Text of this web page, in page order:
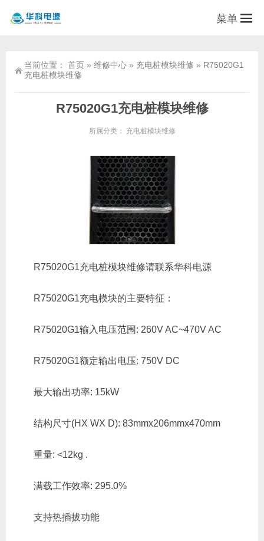
菜单
当前位置： 首页 » 维修中心 » 充电桩模块维修 » R75020G1
充电桩模块维修
R75020G1充电桩模块维修
所属分类： 充电桩模块维修
R75020G1充电桩模块维修请联系华科电源
R75020G1充电模块的主要特征：
R75020G1输入电压范围: 260V AC~470V AC
R75020G1额定输出电压: 750V DC
最大输出功率: 15kW
结构尺寸(HX WX D): 83mmx206mmx470mm
重量: <12kg .
满载工作效率: 295.0%
支持热插拔功能